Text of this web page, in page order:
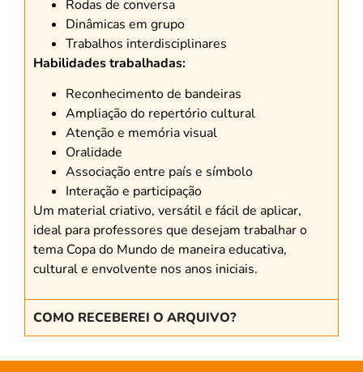
Rodas de conversa
Dinâmicas em grupo
Trabalhos interdisciplinares
Habilidades trabalhadas:
Reconhecimento de bandeiras
Ampliação do repertório cultural
Atenção e memória visual
Oralidade
Associação entre país e símbolo
Interação e participação
Um material criativo, versátil e fácil de aplicar,
ideal para professores que desejam trabalhar o
tema Copa do Mundo de maneira educativa,
cultural e envolvente nos anos iniciais.
COMO RECEBEREI O ARQUIVO?